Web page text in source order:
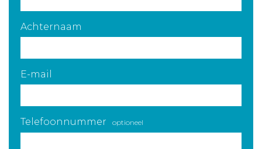
Achternaam
E-mail
Telefoonnummer optioneel